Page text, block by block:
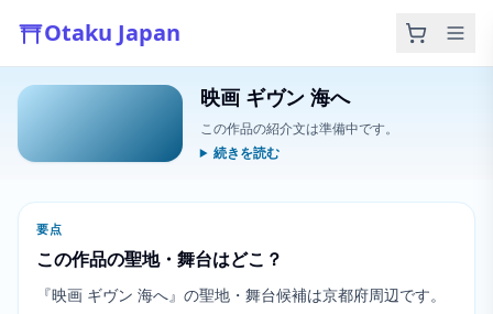
Otaku Japan
映画 ギヴン 海へ
この作品の紹介文は準備中です。
続きを読む
要点
この作品の聖地・舞台はどこ？
『映画 ギヴン 海へ』の聖地・舞台候補は京都府周辺です。